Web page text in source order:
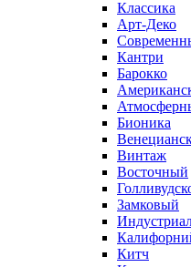
Классика
Арт-Деко
Кантри
Барокко
Бионика
Винтаж
Восточный
Замковый
Китч